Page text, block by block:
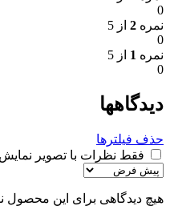
0
نمره 2 از 5
0
نمره 1 از 5
0
دیدگاهها
حذف فیلترها
فقط نظرات با تصویر
هیچ دیدگاهی برای این